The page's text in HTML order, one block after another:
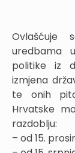
Ovlašćuje
uredbama
politike iz
izmjena
te onih
Hrvatske
razdoblju:
– od 15.